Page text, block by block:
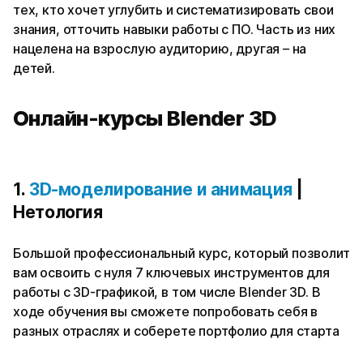
тех, кто хочет углубить и систематизировать свои
знания, отточить навыки работы с ПО. Часть из них
нацелена на взрослую аудиторию, другая – на
детей.
Онлайн-курсы Blender 3D
1. 3D-моделирование и анимация
Нетология
Большой профессиональный курс, который позволит
вам освоить с нуля 7 ключевых инструментов для
работы с 3D-графикой, в том числе Blender 3D. В
ходе обучения вы сможете попробовать себя в
разных отраслях и соберете портфолио для старта